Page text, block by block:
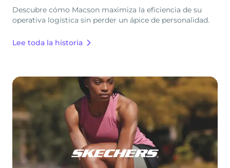
Descubre cómo Macson maximiza la eficiencia de su
operativa logística sin perder un ápice de personalidad.
Lee toda la historia